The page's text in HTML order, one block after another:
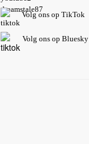
Volg ons op TikTok
Volg ons op Bluesky